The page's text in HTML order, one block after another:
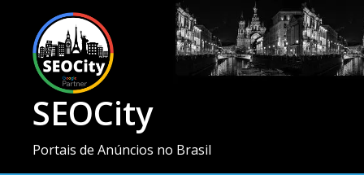
SEOCity
Portais de Anúncios no Brasil